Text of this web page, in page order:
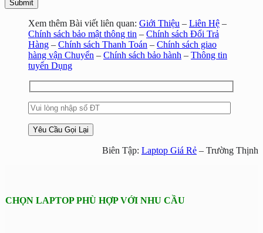
Xem thêm Bài viết liên quan: Giới Thiệu – Liên Hệ –
Chính sách bảo mật thông tin – Chính sách Đổi Trả
Hàng – Chính sách Thanh Toán – Chính sách giao
hàng vận Chuyển – Chính sách bảo hành – Thông tin
tuyển Dụng
Biên Tập: Laptop Giá Rẻ – Trường Thịnh
CHỌN LAPTOP PHÙ HỢP VỚI NHU CẦU